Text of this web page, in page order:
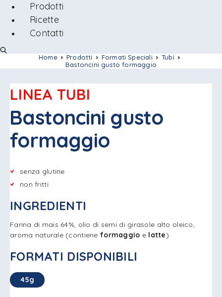
Prodotti
Ricette
Contatti
Home Prodotti Formati Speciali
Tubi
Bastoncini gusto formaggio
LINEA TUBI
Bastoncini gusto
formaggio
senza glutine
non fritti
INGREDIENTI
Farina di mais 64%, olio di semi di girasole alto oleico,
aroma naturale (contiene formaggio e latte).
FORMATI DISPONIBILI
45g